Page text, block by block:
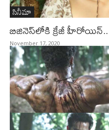
సినీమా
బిజినెస్‌లోకి క్రేజీ హీరోయిన్‌..
November 17, 2020